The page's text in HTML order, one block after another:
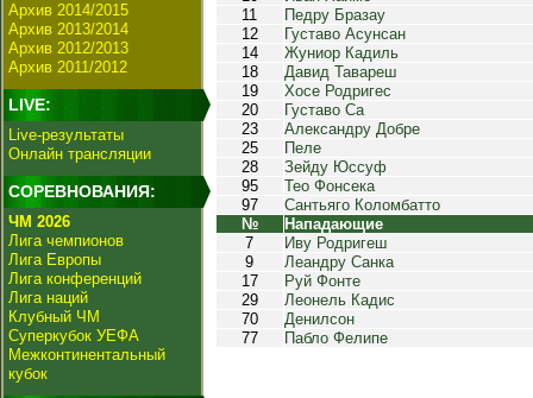
Архив 2014/2015
Архив 2013/2014
Архив 2012/2013
Архив 2011/2012
LIVE:
Live-результаты
Онлайн трансляции
СОРЕВНОВАНИЯ:
ЧМ 2026
Лига чемпионов
Лига Европы
Лига конференций
Лига наций
Клубный ЧМ
Суперкубок УЕФА
Межконтинентальный
кубок
11
Педру Бразау
12
Густаво Асунсан
14
Жуниор Кадиль
18
Давид Тавареш
19
Хосе Родригес
20
Густаво Са
23
Александру Добре
25
Пеле
28
Зейду Юссуф
95
Тео Фонсека
97
Сантьяго Коломбатто
№
Нападающие
7
Иву Родригеш
9
Леандру Санка
17
Руй Фонте
29
Леонель Кадис
70
Денилсон
77
Пабло Фелипе